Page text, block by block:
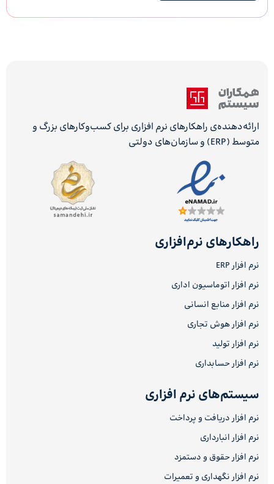
ارائه‌دهنده‌ی راهکارهای نرم افزاری برای کسب‌وکارهای بزرگ و
متوسط (ERP) و سازمان‌های دولتی
راهکارهای نرم‌افزاری
نرم افزار ERP
نرم افزار اتوماسیون اداری
نرم افزار منابع انسانی
نرم افزار هوش تجاری
نرم افزار تولید
نرم افزار حسابداری
سیستم‌های نرم افزاری
نرم افزار دریافت و پرداخت
نرم افزار انبارداری
نرم افزار حقوق و دستمزد
نرم افزار نگهداری و تعمیرات